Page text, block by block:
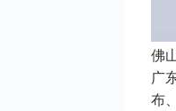
佛
广
布